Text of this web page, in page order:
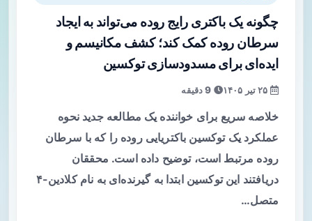
چگونه یک باکتری رایج روده می‌تواند به ایجاد
سرطان روده کمک کند؛ کشف مکانیسم و
ایده‌ای برای مسدودسازی توکسین
خلاصه سریع برای خواننده یک مطالعه جدید نحوه
عملکرد یک توکسین باکتریایی روده را که با سرطان
روده مرتبط است، توضیح داده است. محققان
دریافتند این توکسین ابتدا به گیرنده‌ای به نام کلادین-۴
متصل…